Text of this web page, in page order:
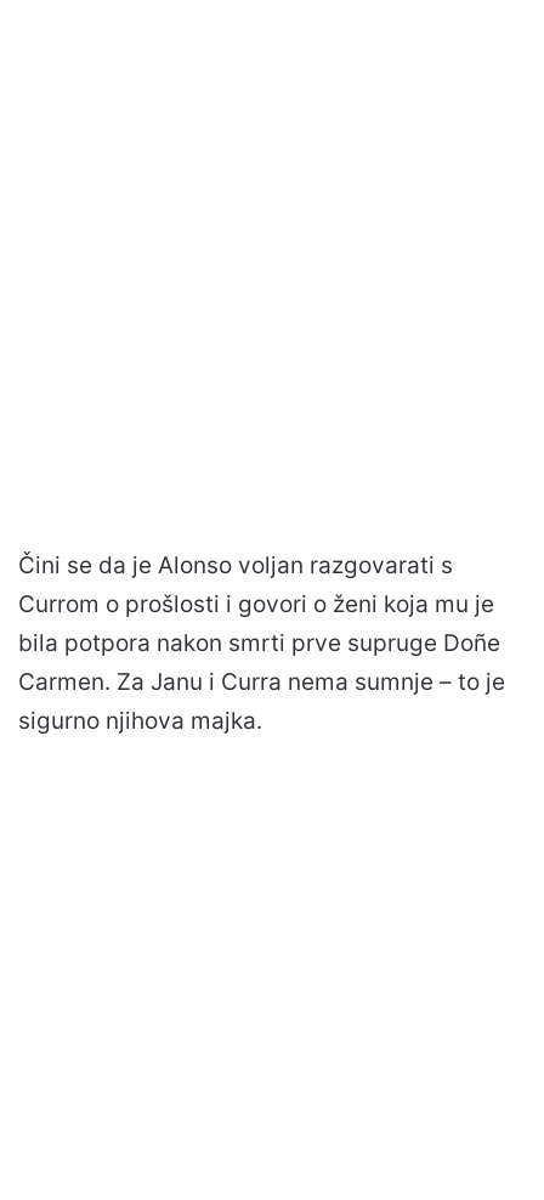
Čini se da je Alonso voljan razgovarati s
Currom o prošlosti i govori o ženi koja mu je
bila potpora nakon smrti prve supruge Doñe
Carmen. Za Janu i Curra nema sumnje – to je
sigurno njihova majka.